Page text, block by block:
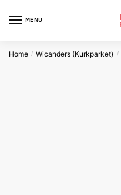
MENU
Home / Wicanders (Kurkparket) /